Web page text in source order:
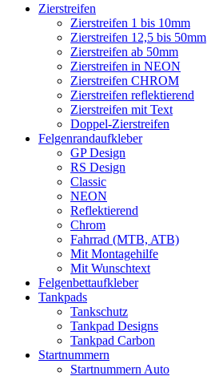
Zierstreifen
Zierstreifen 1 bis 10mm
Zierstreifen 12,5 bis 50mm
Zierstreifen ab 50mm
Zierstreifen in NEON
Zierstreifen CHROM
Zierstreifen reflektierend
Zierstreifen mit Text
Doppel-Zierstreifen
Felgenrandaufkleber
GP Design
RS Design
Classic
NEON
Reflektierend
Chrom
Fahrrad (MTB, ATB)
Mit Montagehilfe
Mit Wunschtext
Felgenbettaufkleber
Tankpads
Tankschutz
Tankpad Designs
Tankpad Carbon
Startnummern
Startnummern Auto